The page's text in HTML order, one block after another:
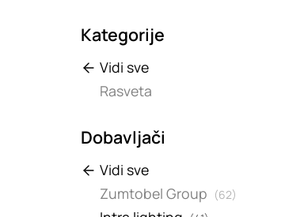
Kategorije
Vidi sve
Rasveta
Dobavljači
Vidi sve
Zumtobel Group (62)